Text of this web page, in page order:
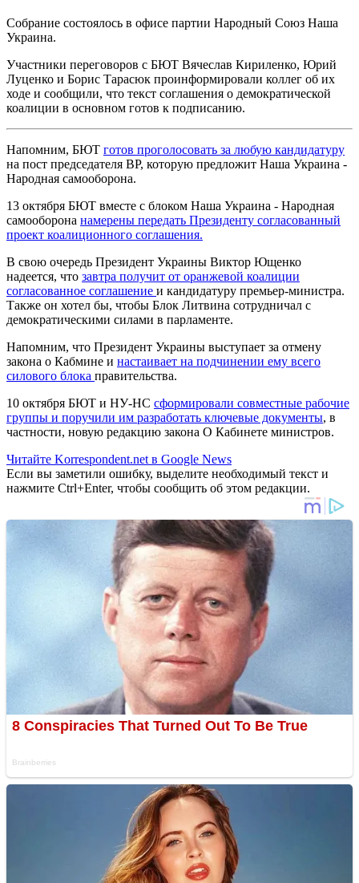
Собрание состоялось в офисе партии Народный Союз Наша
Украина.
Участники переговоров с БЮТ Вячеслав Кириленко, Юрий
Луценко и Борис Тарасюк проинформировали коллег об их
ходе и сообщили, что текст соглашения о демократической
коалиции в основном готов к подписанию.
Напомним, БЮТ готов проголосовать за любую кандидатуру
на пост председателя ВР, которую предложит Наша Украина -
Народная самооборона.
13 октября БЮТ вместе с блоком Наша Украина - Народная
самооборона намерены передать Президенту согласованный
проект коалиционного соглашения.
В свою очередь Президент Украины Виктор Ющенко
надеется, что завтра получит от оранжевой коалиции
согласованное соглашение и кандидатуру премьер-министра.
Также он хотел бы, чтобы Блок Литвина сотрудничал с
демократическими силами в парламенте.
Напомним, что Президент Украины выступает за отмену
закона о Кабмине и настаивает на подчинении ему всего
силового блока правительства.
10 октября БЮТ и НУ-НС сформировали совместные рабочие
группы и поручили им разработать ключевые документы, в
частности, новую редакцию закона О Кабинете министров.
Читайте Korrespondent.net в Google News
Если вы заметили ошибку, выделите необходимый текст и
нажмите Ctrl+Enter, чтобы сообщить об этом редакции.